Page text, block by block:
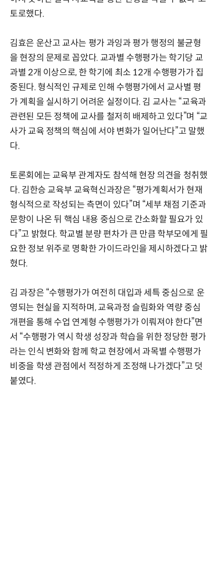
토로했다.
김효은 운산고 교사는 평가 과잉과 평가 행정의 불균형
을 현장의 문제로 꼽았다. 교과별 수행평가는 학기당 교
과별 2개 이상으로, 한 학기에 최소 12개 수행평가가 집
중된다. 형식적인 규제로 인해 수행평가에서 교사별 평
가 계획을 실시하기 어려운 실정이다. 김 교사는 “교육과
관련된 모든 정책에 교사를 철저히 배제하고 있다”며 “교
사가 교육 정책의 핵심에 서야 변화가 일어난다”고 말했
다.
토론회에는 교육부 관계자도 참석해 현장 의견을 청취했
다. 김한승 교육부 교육혁신과장은 “평가계획서가 현재
형식적으로 작성되는 측면이 있다”며 “세부 채점 기준과
문항이 나온 뒤 핵심 내용 중심으로 간소화할 필요가 있
다”고 밝혔다. 학교별 분량 편차가 큰 만큼 학부모에게 필
요한 정보 위주로 명확한 가이드라인을 제시하겠다고 밝
혔다.
김 과장은 “수행평가가 여전히 대입과 세특 중심으로 운
영되는 현실을 지적하며, 교육과정 슬림화와 역량 중심
개편을 통해 수업 연계형 수행평가가 이뤄져야 한다”면
서 “수행평가 역시 학생 성장과 학습을 위한 정당한 평가
라는 인식 변화와 함께 학교 현장에서 과목별 수행평가
비중을 학생 관점에서 적정하게 조정해 나가겠다”고 덧
붙였다.